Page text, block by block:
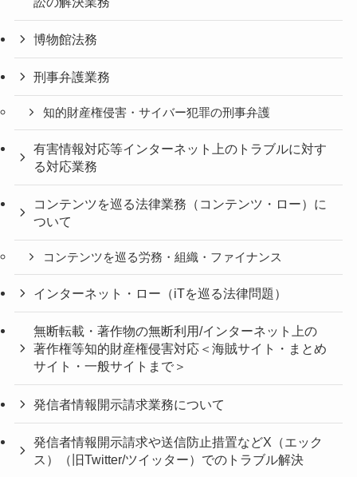
博物館法務
刑事弁護業務
知的財産権侵害・サイバー犯罪の刑事弁護
有害情報対応等インターネット上のトラブルに対す
る対応業務
コンテンツを巡る法律業務（コンテンツ・ロー）に
ついて
コンテンツを巡る労務・組織・ファイナンス
インターネット・ロー（iTを巡る法律問題）
無断転載・著作物の無断利用/インターネット上の
著作権等知的財産権侵害対応＜海賊サイト・まとめ
サイト・一般サイトまで＞
発信者情報開示請求業務について
発信者情報開示請求や送信防止措置などX（エック
ス）（旧Twitter/ツイッター）でのトラブル解決